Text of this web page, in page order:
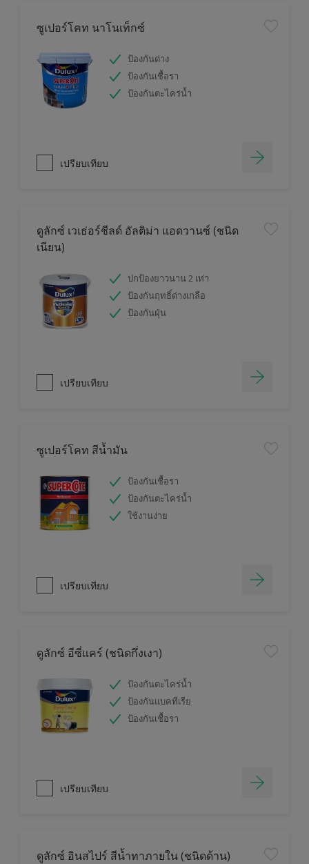
ซูเปอร์โคท นาโนเท็กซ์
ป้องกันด่าง
ป้องกันเชื้อรา
ป้องกันตะไคร่น้ำ
เปรียบเทียบ
ดูลักซ์ เวเธ่อร์ชีลด์ อัลติม่า แอดวานซ์ (ชนิด
เนียน)
ปกป้องยาวนาน 2 เท่า
ป้องกันฤทธิ์ด่างเกลือ
ป้องกันฝุ่น
เปรียบเทียบ
ซูเปอร์โคท สีน้ำมัน
ป้องกันเชื้อรา
ป้องกันตะไคร่น้ำ
ใช้งานง่าย
เปรียบเทียบ
ดูลักซ์ อีซี่แคร์ (ชนิดกึ่งเงา)
ป้องกันตะไคร่น้ำ
ป้องกันแบคทีเรีย
ป้องกันเชื้อรา
เปรียบเทียบ
ดูลักซ์ อินสไปร์ สีน้ำทาภายใน (ชนิดด้าน)